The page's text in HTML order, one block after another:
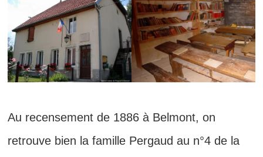
Au recensement de 1886 à Belmont, on
retrouve bien la famille Pergaud au n°4 de la